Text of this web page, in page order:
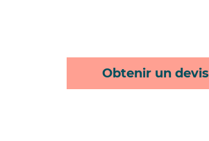
Obtenir un devis